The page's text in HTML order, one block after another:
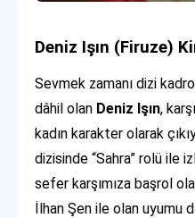
Deniz Işın (Firuze)
Sevmek zamanı dizi
dâhil olan Deniz Işın,
kadın karakter olarak
dizisinde “Sahra” rolü ile
sefer karşımıza başrol
İlhan Şen ile olan uyumu